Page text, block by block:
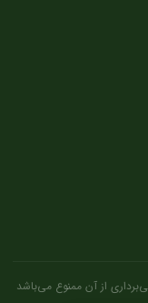
از آن ممنوع می‌باشد